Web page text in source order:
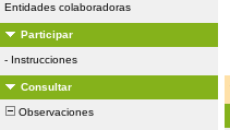
Entidades colaboradoras
Participar
- Instrucciones
Consultar
Observaciones